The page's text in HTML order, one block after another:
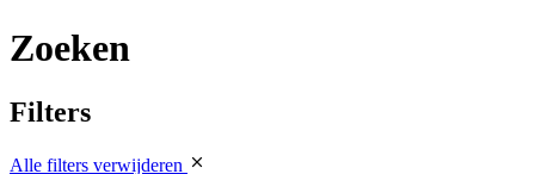
Zoeken
Filters
Alle filters verwijderen